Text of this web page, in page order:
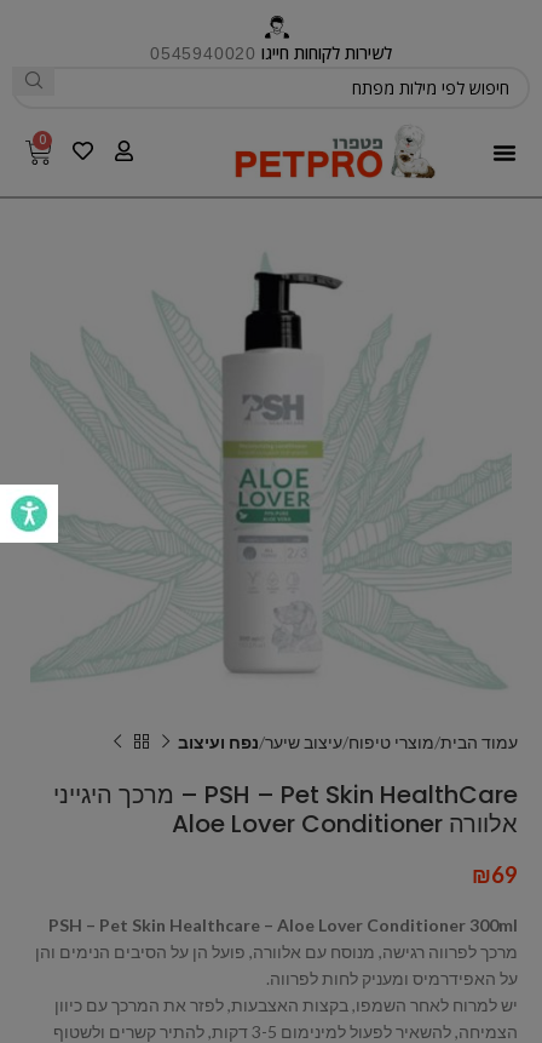
לשירות לקוחות חייגו 0545940020
0
עמוד הבית מוצרי טיפוח עיצוב שיער נפח ועיצוב
PSH – Pet Skin HealthCare – מרכך היגייני
אלוורה Aloe Lover Conditioner
₪69
PSH – Pet Skin Healthcare – Aloe Lover Conditioner 300ml
מרכך לפרווה רגישה, מנוסח עם אלוורה, פועל הן על הסיבים הנימים והן
על האפידרמיס ומעניק לחות לפרווה.
יש למרוח לאחר השמפו, בקצות האצבעות, לפזר את המרכך עם כיוון
הצמיחה, להשאיר לפעול למינימום 3-5 דקות, להתיר קשרים ולשטוף